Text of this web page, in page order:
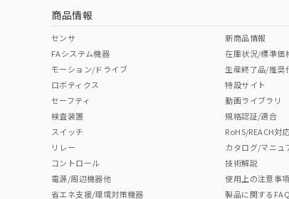
中国 RoHS表
Pb Hg
"対応済み"や非含有の記載がされた商品であっても
非含有品が必要な際は、弊社営業部門もしくは販売
商品情報
センサ
FAシステム機器
モーション/ドライブ
ロボティクス
セーフティ
検査装置
スイッチ
リレー
コントロール
電源/周辺機器他
省エネ支援/環境対策機器
新商品情報
在庫状況/標準価
生産終了品/推奨
特設サイト
動画ライブラリ
規格認証/適合
RoHS/REACH対
カタログ/マニュ
技術解説
使用上の注意事項
製品に関するFAQ